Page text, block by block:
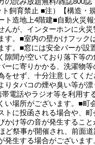
飼育禁止 ■注）【構造・
ト造地上4階建■自動火災
んが、インターホンに火
す。■室内の壁かけフック
す。■窓には安全バーが設
隙間が空いており落下等
ーに寄りかかる、洗濯物
をせず、十分注意してく
りタバコの煙や臭い等が
帯電話やラジオ等を利用す
い場所がございます。■町
トに投函される場合や、
かけ等の音が発生するこ
ど祭事が開催され、前面
発生する場合がございます